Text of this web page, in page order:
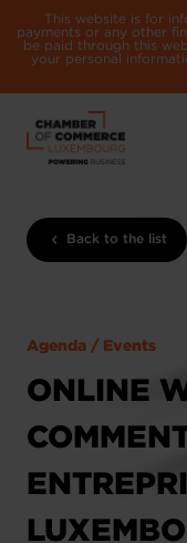
This website is for
payments or any other
be paid through this
your personal
Back to the list
Agenda / Events
ONLINE